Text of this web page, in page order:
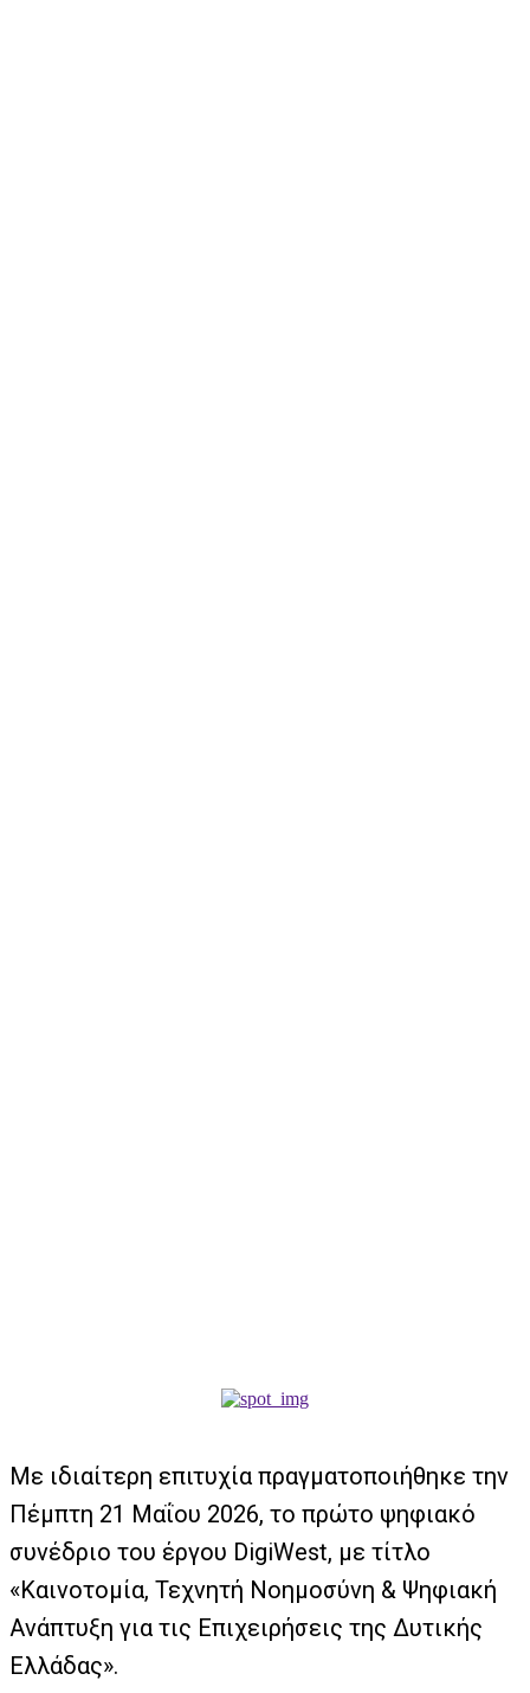
Με ιδιαίτερη επιτυχία πραγματοποιήθηκε την
Πέμπτη 21 Μαΐου 2026, το πρώτο ψηφιακό
συνέδριο του έργου DigiWest, με τίτλο
«Καινοτομία, Τεχνητή Νοημοσύνη & Ψηφιακή
Ανάπτυξη για τις Επιχειρήσεις της Δυτικής
Ελλάδας».